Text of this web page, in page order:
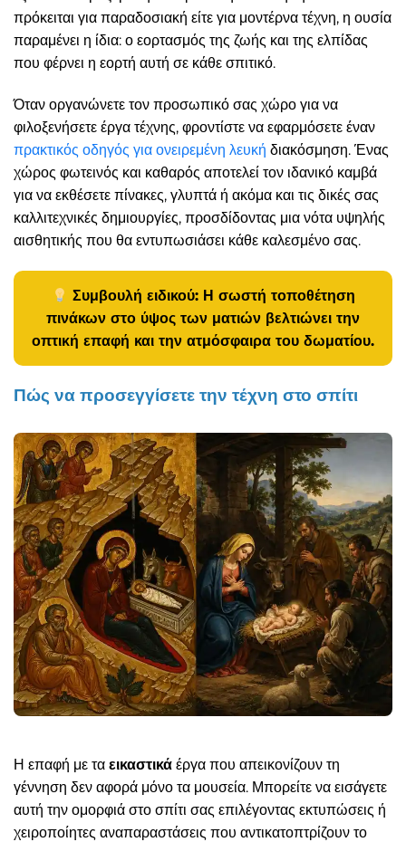
πρόκειται για παραδοσιακή είτε για μοντέρνα τέχνη, η ουσία
παραμένει η ίδια: ο εορτασμός της ζωής και της ελπίδας
που φέρνει η εορτή αυτή σε κάθε σπιτικό.
Όταν οργανώνετε τον προσωπικό σας χώρο για να
φιλοξενήσετε έργα τέχνης, φροντίστε να εφαρμόσετε έναν
πρακτικός οδηγός για ονειρεμένη λευκή διακόσμηση. Ένας
χώρος φωτεινός και καθαρός αποτελεί τον ιδανικό καμβά
για να εκθέσετε πίνακες, γλυπτά ή ακόμα και τις δικές σας
καλλιτεχνικές δημιουργίες, προσδίδοντας μια νότα υψηλής
αισθητικής που θα εντυπωσιάσει κάθε καλεσμένο σας.
Συμβουλή ειδικού: Η σωστή τοποθέτηση
πινάκων στο ύψος των ματιών βελτιώνει την
οπτική επαφή και την ατμόσφαιρα του δωματίου.
Πώς να προσεγγίσετε την τέχνη στο σπίτι
Η επαφή με τα εικαστικά έργα που απεικονίζουν τη
γέννηση δεν αφορά μόνο τα μουσεία. Μπορείτε να εισάγετε
αυτή την ομορφιά στο σπίτι σας επιλέγοντας εκτυπώσεις ή
χειροποίητες αναπαραστάσεις που αντικατοπτρίζουν το